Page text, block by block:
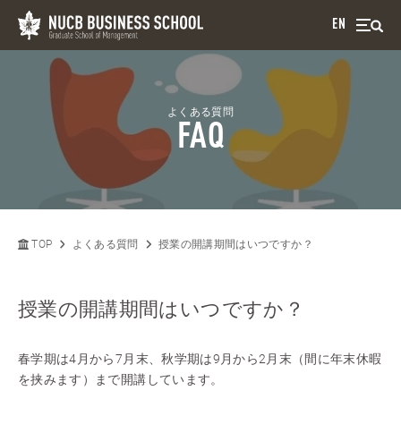
EN
よくある質問
FAQ
TOP よくある質問 授業の開講期間はいつですか？
授業の開講期間はいつですか？
春学期は4月から7月末、秋学期は9月から2月末（間に年末休暇
を挟みます）まで開講しています。